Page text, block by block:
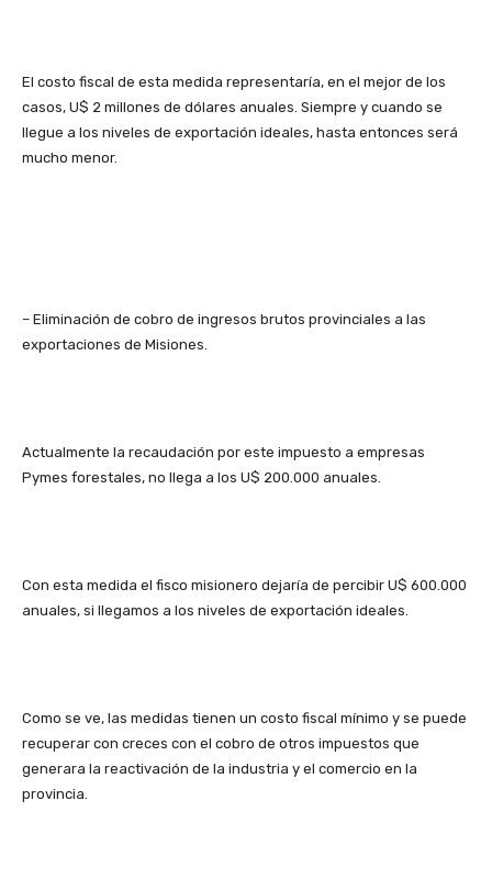
El costo fiscal de esta medida representaría, en el mejor de los
casos, U$ 2 millones de dólares anuales. Siempre y cuando se
llegue a los niveles de exportación ideales, hasta entonces será
mucho menor.
– Eliminación de cobro de ingresos brutos provinciales a las
exportaciones de Misiones.
Actualmente la recaudación por este impuesto a empresas
Pymes forestales, no llega a los U$ 200.000 anuales.
Con esta medida el fisco misionero dejaría de percibir U$ 600.000
anuales, si llegamos a los niveles de exportación ideales.
Como se ve, las medidas tienen un costo fiscal mínimo y se puede
recuperar con creces con el cobro de otros impuestos que
generara la reactivación de la industria y el comercio en la
provincia.